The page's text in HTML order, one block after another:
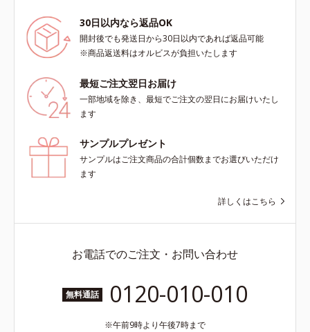
30日以内なら返品OK
開封後でも発送日から30日以内であれば返品可能
※商品返送料はオルビスが負担いたします
最短ご注文翌日お届け
一部地域を除き、最短でご注文の翌日にお届けいたし
ます
サンプルプレゼント
サンプルはご注文商品の合計個数までお選びいただけ
ます
詳しくはこちら
お電話でのご注文・お問い合わせ
無料通話 0120-010-010
午前9時より午後7時まで